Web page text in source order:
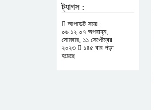
ট্যাগস :
আপডেট সময় :
০৬:১২:০৭ অপরাহ্ন,
সোমবার, ১১ সেপ্টেম্বর
২০২৩
১৪৫ বার পড়া
হয়েছে